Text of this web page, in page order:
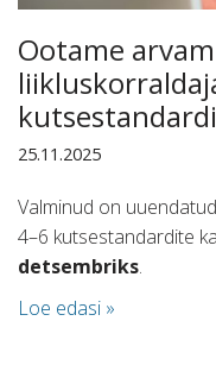
Ootame
25.11.2025
Valminud on uuendatud
4–6 kutsestandardite
detsembriks.
Loe edasi »